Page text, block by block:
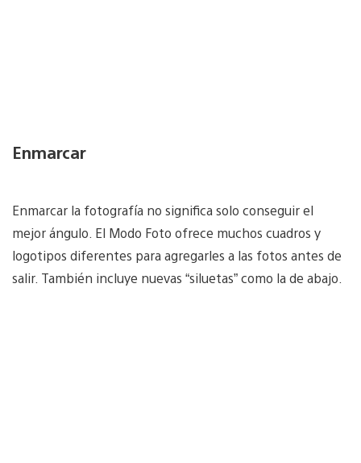
Enmarcar
Enmarcar la fotografía no significa solo conseguir el
mejor ángulo. El Modo Foto ofrece muchos cuadros y
logotipos diferentes para agregarles a las fotos antes de
salir. También incluye nuevas “siluetas” como la de abajo.